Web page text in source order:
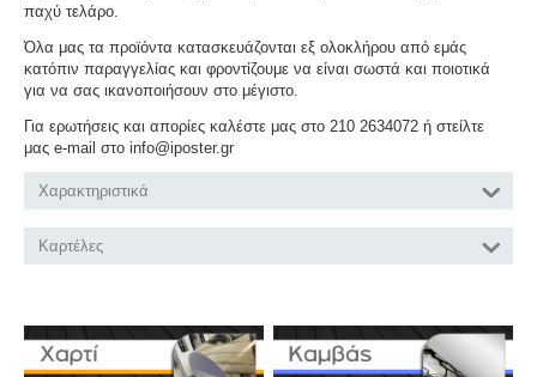
παχύ τελάρο.
Όλα μας τα προϊόντα κατασκευάζονται εξ ολοκλήρου από εμάς
κατόπιν παραγγελίας και φροντίζουμε να είναι σωστά και ποιοτικά
για να σας ικανοποιήσουν στο μέγιστο.
Για ερωτήσεις και απορίες καλέστε μας στο 210 2634072 ή στείλτε
μας e-mail στο info@iposter.gr
Χαρακτηριστικά
Καρτέλες